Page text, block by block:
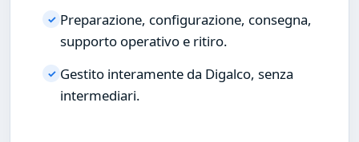
✓ Preparazione, configurazione, consegna,
supporto operativo e ritiro.
✓ Gestito interamente da Digalco, senza
intermediari.